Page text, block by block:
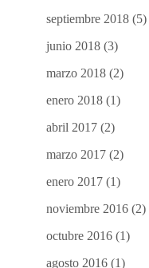
septiembre 2018 (5)
junio 2018 (3)
marzo 2018 (2)
enero 2018 (1)
abril 2017 (2)
marzo 2017 (2)
enero 2017 (1)
noviembre 2016 (2)
octubre 2016 (1)
agosto 2016 (1)